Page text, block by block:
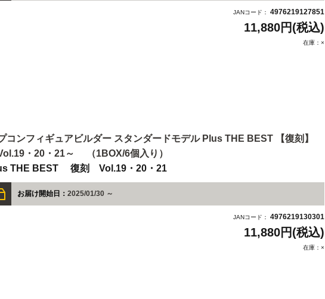
JANコード： 4976219127851
11,880円(税込)
在庫：×
コンフィギュアビルダー スタンダードモデル Plus THE BEST 【復刻】
・20・21～ （1BOX/6個入り）
THE BEST 復刻 Vol.19・20・21
お届け開始日： 2025/01/30 ～
JANコード： 4976219130301
11,880円(税込)
在庫：×